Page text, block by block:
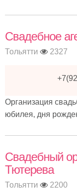
Свадебное
Тольятти 2327
Организация
юбилея, дня
Свадебный
Тютерева
Тольятти 2200